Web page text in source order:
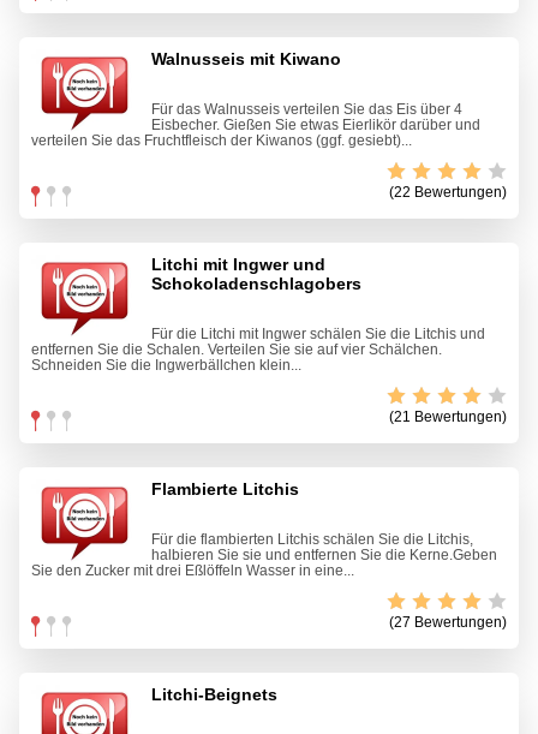
Walnusseis mit Kiwano
Für das Walnusseis verteilen Sie das Eis über 4
Eisbecher. Gießen Sie etwas Eierlikör darüber und
verteilen Sie das Fruchtfleisch der Kiwanos (ggf. gesiebt)...
(22 Bewertungen)
Litchi mit Ingwer und
Schokoladenschlagobers
Für die Litchi mit Ingwer schälen Sie die Litchis und
entfernen Sie die Schalen. Verteilen Sie sie auf vier Schälchen.
Schneiden Sie die Ingwerbällchen klein...
(21 Bewertungen)
Flambierte Litchis
Für die flambierten Litchis schälen Sie die Litchis,
halbieren Sie sie und entfernen Sie die Kerne.Geben
Sie den Zucker mit drei Eßlöffeln Wasser in eine...
(27 Bewertungen)
Litchi-Beignets